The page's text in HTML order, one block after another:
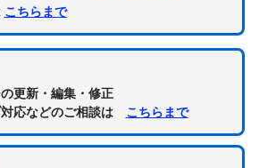
こちらまで
更新・編集・修正
対応などのご相談は こちらまで